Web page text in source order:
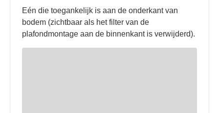
Eén die toegankelijk is aan de onderkant van
bodem (zichtbaar als het filter van de
plafondmontage aan de binnenkant is verwijderd).